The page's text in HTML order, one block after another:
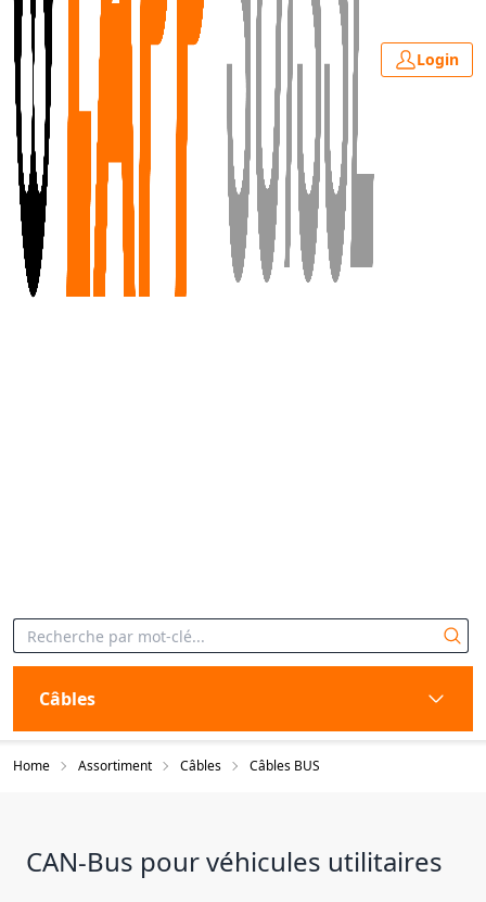
Login
Câbles
Home Assortiment Câbles Câbles BUS
CAN-Bus pour véhicules utilitaires